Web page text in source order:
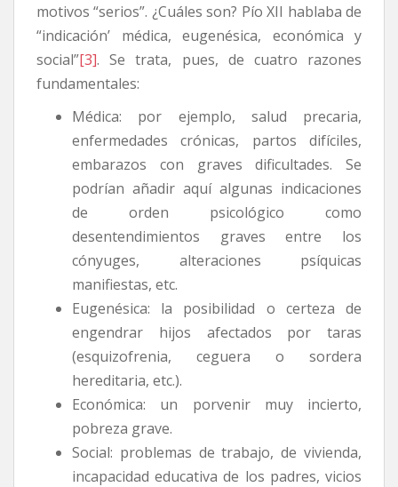
motivos “serios”. ¿Cuáles son? Pío XII hablaba de
“indicación’ médica, eugenésica, económica y
social”[3]. Se trata, pues, de cuatro razones
fundamentales:
Médica: por ejemplo, salud precaria,
enfermedades crónicas, partos difíciles,
embarazos con graves dificultades. Se
podrían añadir aquí algunas indicaciones
de orden psicológico como
desentendimientos graves entre los
cónyuges, alteraciones psíquicas
manifiestas, etc.
Eugenésica: la posibilidad o certeza de
engendrar hijos afectados por taras
(esquizofrenia, ceguera o sordera
hereditaria, etc.).
Económica: un porvenir muy incierto,
pobreza grave.
Social: problemas de trabajo, de vivienda,
incapacidad educativa de los padres, vicios